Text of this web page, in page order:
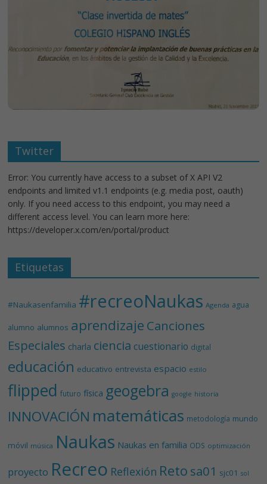
Twitter
Error: You currently have access to a subset of X API V2
endpoints and limited v1.1 endpoints (e.g. media post, oauth)
only. If you need access to this endpoint, you may need a
different access level. You can learn more here:
https://developer.x.com/en/portal/product
Etiquetas
#Naukasenfamilia #recreoNaukas Agenda agua
alumno alumnos aprendizaje Canciones
Especiales charla ciencia cuestionario digital
educación educativo entrevista espacio estilo
flipped futuro física geogebra google historia
INNOVACIÓN matemáticas metodología mundo
móvil música Naukas Naukas en familia ODS optimización
proyecto Recreo Reflexión Reto sa01 sjc01 sol